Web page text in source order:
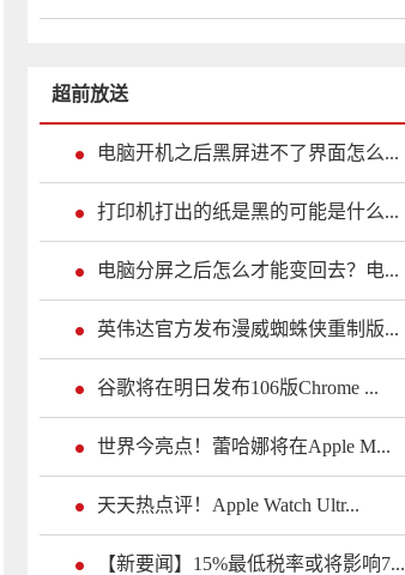
超前放送
电脑开机之后黑屏进不了界面怎么...
打印机打出的纸是黑的可能是什么...
电脑分屏之后怎么才能变回去？电...
英伟达官方发布漫威蜘蛛侠重制版...
谷歌将在明日发布106版Chrome ...
世界今亮点！蕾哈娜将在Apple M...
天天热点评！Apple Watch Ultr...
【新要闻】15%最低税率或将影响7...